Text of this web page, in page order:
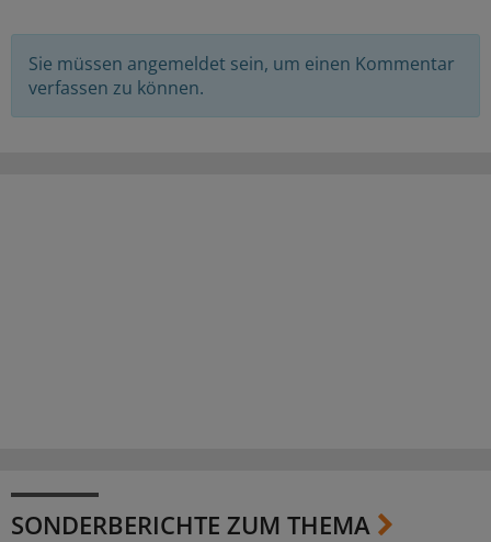
Sie müssen angemeldet sein, um einen Kommentar
verfassen zu können.
SONDERBERICHTE ZUM THEMA